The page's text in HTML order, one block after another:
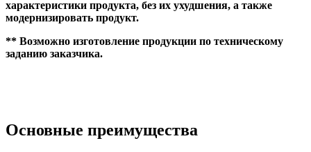
характеристики продукта, без их ухудшения, а также
модернизировать продукт.
** Возможно изготовление продукции по техническому
заданию заказчика.
Основные преимущества